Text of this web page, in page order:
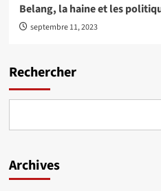
Belang, la haine et les
septembre 11, 2023
Rechercher
Archives